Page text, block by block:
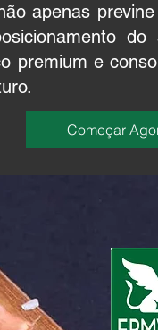
apenas
do
premium e
Começar